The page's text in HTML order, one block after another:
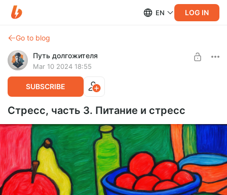
EN LOG IN
Go to blog
Путь долгожителя
Mar 10 2024 18:55
SUBSCRIBE
Стресс, часть 3. Питание и стресс